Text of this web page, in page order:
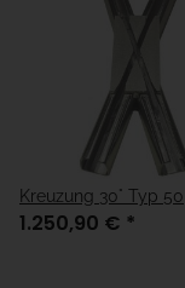
Kreuzung 30° Typ 50
1.250,90 € *